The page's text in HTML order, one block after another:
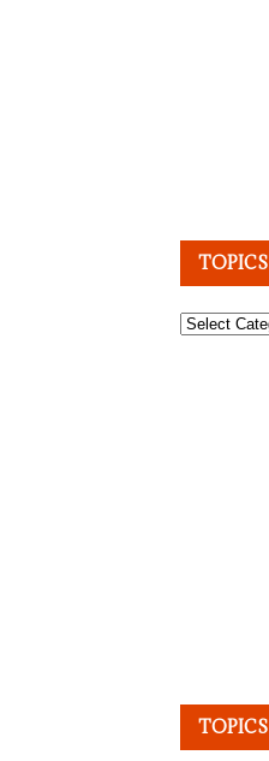
TOPICS
Topics
TOPICS